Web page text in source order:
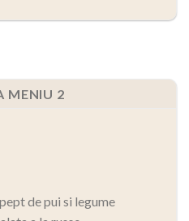
MENIU 2
de pui si legume